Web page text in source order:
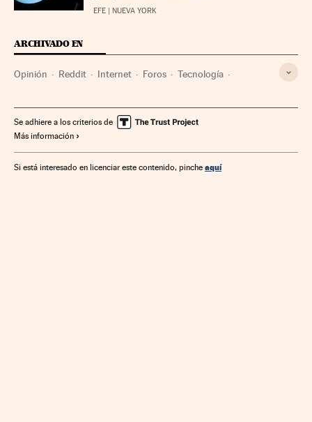
EFE | NUEVA YORK
ARCHIVADO EN
Opinión Reddit Internet Foros Tecnología
Se adhiere a los criterios de
Más información
Si está interesado en licenciar este contenido, pinche aquí